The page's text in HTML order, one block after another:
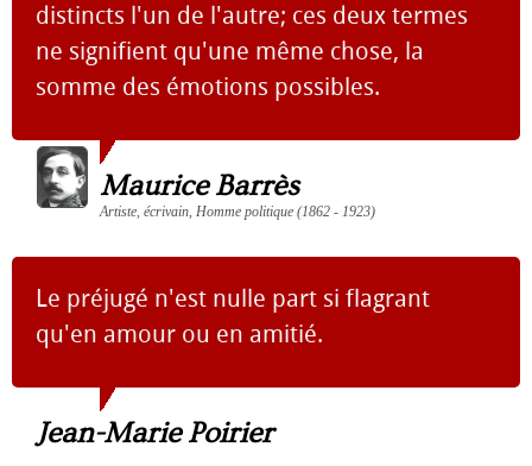
distincts l'un de l'autre; ces deux termes
ne signifient qu'une même chose, la
somme des émotions possibles.
Maurice Barrès
Artiste, écrivain, Homme politique (1862 - 1923)
Le préjugé n'est nulle part si flagrant
qu'en amour ou en amitié.
Jean-Marie Poirier